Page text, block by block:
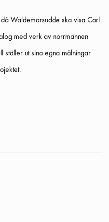
Waldemarsudde ska visa Carl
med verk av norrmannen
ställer ut sina egna målningar